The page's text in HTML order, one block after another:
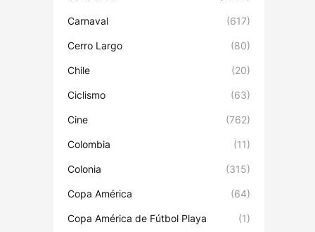
Carnaval (617)
Cerro Largo (80)
Chile (20)
Ciclismo (63)
Cine (762)
Colombia (11)
Colonia (315)
Copa América (64)
Copa América de Fútbol Playa (1)